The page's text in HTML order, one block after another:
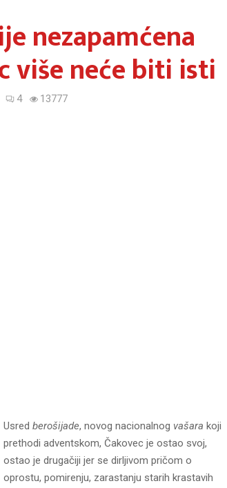
nezapamćena
više neće biti isti
4 13777
Usred berošijade, novog nacionalnog vašara koji
prethodi adventskom, Čakovec je ostao svoj,
ostao je drugačiji jer se dirljivom pričom o
oprostu, pomirenju, zarastanju starih krastavih